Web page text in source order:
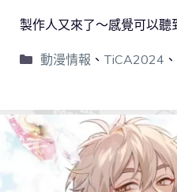
製作人又來了～感覺可以聽
動漫情報 、 TiCA2024 、